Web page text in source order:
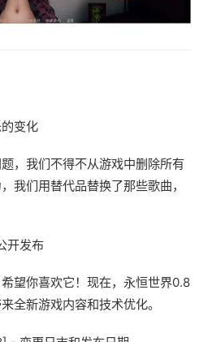
变化
，我们不得不从游戏中删除所有
我们用替代品替换了那些歌曲，
开发布
望你喜欢它！现在，永恒世界0.8
全新游戏内容和技术优化。